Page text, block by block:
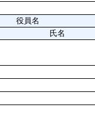
役員名
氏名